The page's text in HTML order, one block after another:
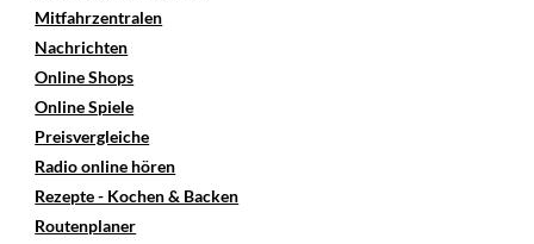
Mitfahrzentralen
Nachrichten
Online Shops
Online Spiele
Preisvergleiche
Radio online hören
Rezepte - Kochen & Backen
Routenplaner